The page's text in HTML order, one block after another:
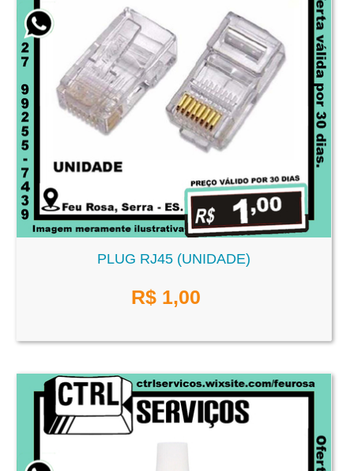
PLUG RJ45 (UNIDADE)
R$ 1,00